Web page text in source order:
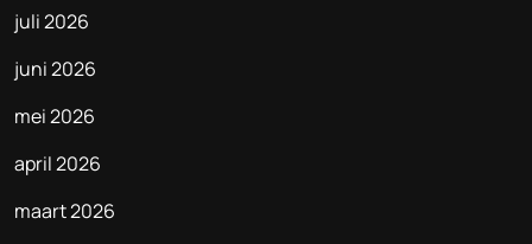
juli 2026
juni 2026
mei 2026
april 2026
maart 2026